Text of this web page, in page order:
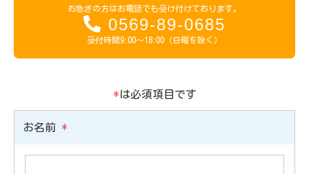
お急ぎの方はお電話でも受け付けております。
0569-89-0685
受付時間9:00～18:00（日曜を除く）
*は必須項目です
お名前 *